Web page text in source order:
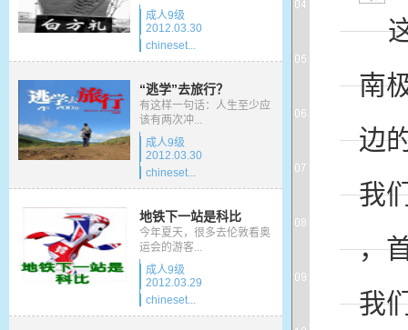
成人9级
2012.03.30
chineset...
“逃学”去旅行？
有这样一句话：人生至少应
该有两次冲...
成人9级
2012.03.30
chineset...
地铁下一站是科比
今年夏天，很多去伦敦看奥
运会的游客...
成人9级
2012.03.29
chineset...
南
边
我
，
我